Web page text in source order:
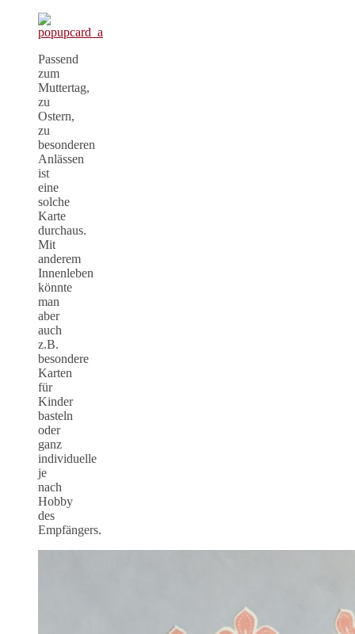
Passend
zum
Muttertag,
zu
Ostern,
zu
besonderen
Anlässen
ist
eine
solche
Karte
durchaus.
Mit
anderem
Innenleben
könnte
man
aber
auch
z.B.
besondere
Karten
für
Kinder
basteln
oder
ganz
individuelle
je
nach
Hobby
des
Empfängers.